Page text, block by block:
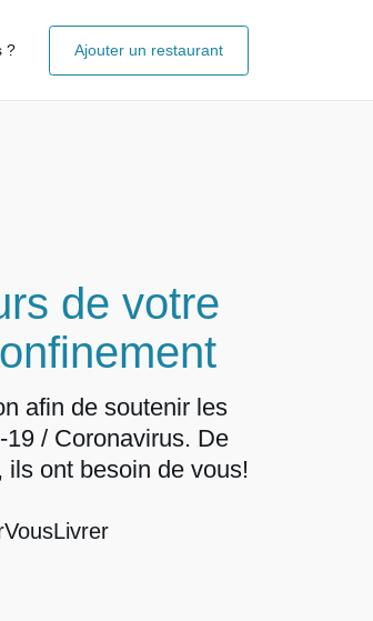
? Ajouter un restaurant
de votre
afin de soutenir les
/ Coronavirus. De
ont besoin de vous!